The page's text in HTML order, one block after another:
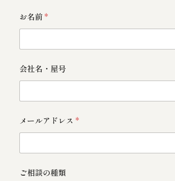
名
前
社
・
屋
号
要
・
お名前*
会社名・屋号
メールアドレス *
ご相談の種類